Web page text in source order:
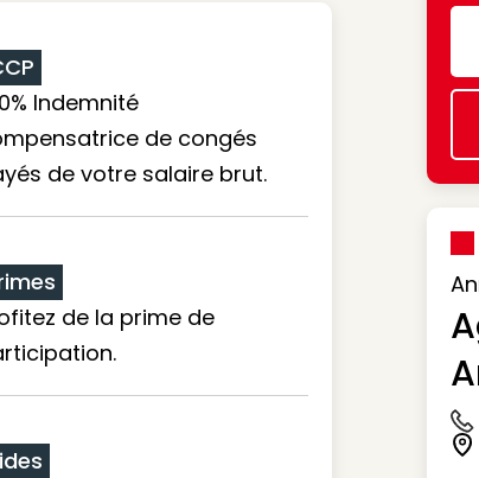
Indemnité
de congés
de votre salaire brut.
de la prime de